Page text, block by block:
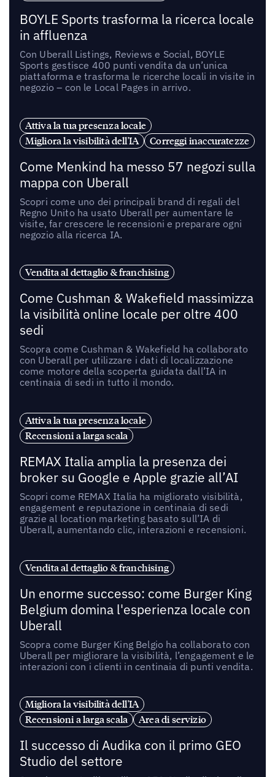
BOYLE Sports trasforma la ricerca locale
in affluenza
Con Uberall Listings, Reviews e Social, BOYLE
Sports gestisce 400 punti vendita da un’unica
piattaforma e trasforma le ricerche locali in visite in
negozio – con le Local Pages in arrivo.
Attiva la tua presenza locale
Migliora la visibilità dell'IA
Correggi inaccuratezze
Come Menkind ha messo 57 negozi sulla
mappa con Uberall
Scopri come uno dei principali brand di regali del
Regno Unito ha usato Uberall per aumentare le
visite, far crescere le recensioni e preparare ogni
negozio alla ricerca IA.
Vendita al dettaglio & franchising
Come Cushman & Wakefield massimizza
la visibilità online locale per oltre 400
sedi
Scopra come Cushman & Wakefield ha collaborato
con Uberall per utilizzare i dati di localizzazione
come motore della scoperta guidata dall’IA in
centinaia di sedi in tutto il mondo.
Attiva la tua presenza locale
Recensioni a larga scala
REMAX Italia amplia la presenza dei
broker su Google e Apple grazie all’AI
Scopri come REMAX Italia ha migliorato visibilità,
engagement e reputazione in centinaia di sedi
grazie al location marketing basato sull’IA di
Uberall, aumentando clic, interazioni e recensioni.
Vendita al dettaglio & franchising
Un enorme successo: come Burger King
Belgium domina l'esperienza locale con
Uberall
Scopra come Burger King Belgio ha collaborato con
Uberall per migliorare la visibilità, l’engagement e le
interazioni con i clienti in centinaia di punti vendita.
Migliora la visibilità dell'IA
Recensioni a larga scala
Area di servizio
Il successo di Audika con il primo GEO
Studio del settore